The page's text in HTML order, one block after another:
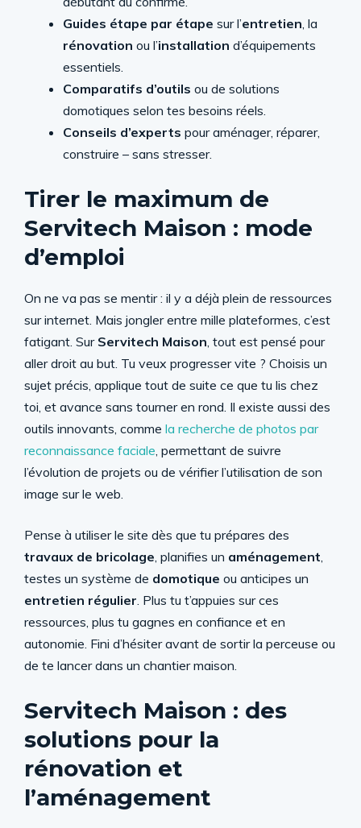
Guides étape par étape sur l’entretien, la
rénovation ou l’installation d’équipements
essentiels.
Comparatifs d’outils ou de solutions
domotiques selon tes besoins réels.
Conseils d’experts pour aménager, réparer,
construire – sans stresser.
Tirer le maximum de
Servitech Maison : mode
d’emploi
On ne va pas se mentir : il y a déjà plein de ressources
sur internet. Mais jongler entre mille plateformes, c’est
fatigant. Sur Servitech Maison, tout est pensé pour
aller droit au but. Tu veux progresser vite ? Choisis un
sujet précis, applique tout de suite ce que tu lis chez
toi, et avance sans tourner en rond. Il existe aussi des
outils innovants, comme la recherche de photos par
reconnaissance faciale, permettant de suivre
l’évolution de projets ou de vérifier l’utilisation de son
image sur le web.
Pense à utiliser le site dès que tu prépares des
travaux de bricolage, planifies un aménagement,
testes un système de domotique ou anticipes un
entretien régulier. Plus tu t’appuies sur ces
ressources, plus tu gagnes en confiance et en
autonomie. Fini d’hésiter avant de sortir la perceuse ou
de te lancer dans un chantier maison.
Servitech Maison : des
solutions pour la
rénovation et
l’aménagement